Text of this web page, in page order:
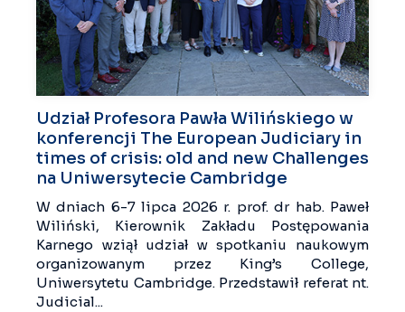
Udział Profesora Pawła Wilińskiego w
konferencji The European Judiciary in
times of crisis: old and new Challenges
na Uniwersytecie Cambridge
W dniach 6-7 lipca 2026 r. prof. dr hab. Paweł
Wiliński, Kierownik Zakładu Postępowania
Karnego wziął udział w spotkaniu naukowym
organizowanym przez King’s College,
Uniwersytetu Cambridge. Przedstawił referat nt.
Judicial...